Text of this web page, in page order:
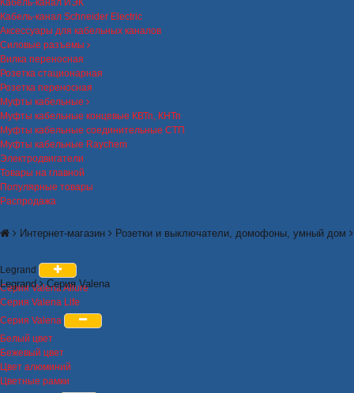
Кабель-канал ИЭК
Кабель-канал Schneider Electric
Аксессуары для кабельных каналов
Силовые разъемы
Вилка переносная
Розетка стационарная
Розетка переносная
Муфты кабельные
Муфты кабельные концевые КВТп, КНТп
Муфты кабельные соединительные СТП
Муфты кабельные Raychem
Электродвигатели
Товары на главной
Популярные товары
Распродажа
Интернет-магазин Розетки и выключатели, домофоны, умный дом
Legrand Серия Valena
Legrand
Серия Valena Allure
Серия Valena Life
Серия Valena
Белый цвет
Бежевый цвет
Цвет алюминий
Цветные рамки